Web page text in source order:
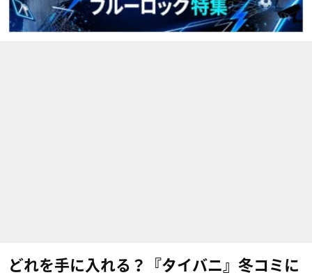
どれを手に入れる？『タイバニ』冬コミに